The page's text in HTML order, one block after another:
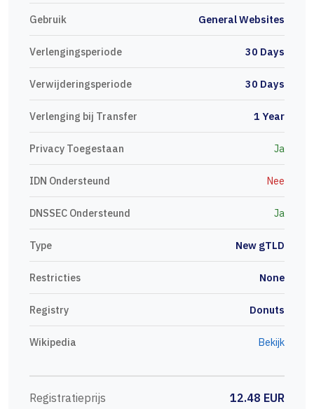
Gebruik General Websites
Verlengingsperiode 30 Days
Verwijderingsperiode 30 Days
Verlenging bij Transfer 1 Year
Privacy Toegestaan Ja
IDN Ondersteund Nee
DNSSEC Ondersteund Ja
Type New gTLD
Restricties None
Registry Donuts
Wikipedia Bekijk
Registratieprijs
12.48 EUR